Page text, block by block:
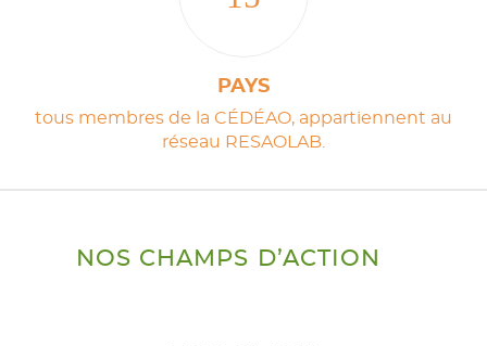
PAYS
tous membres de la CÉDÉAO, appartiennent au
réseau RESAOLAB.
NOS CHAMPS D’ACTION